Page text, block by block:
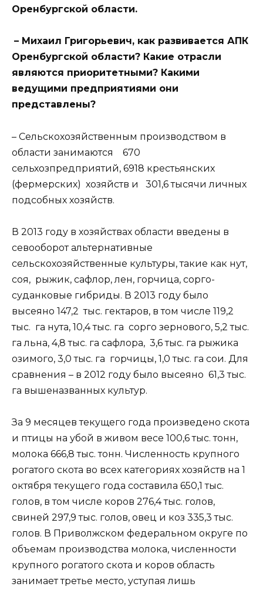
Оренбургской области.
– Михаил Григорьевич, как развивается АПК
Оренбургской области? Какие отрасли
являются приоритетными? Какими
ведущими предприятиями они
представлены?
– Сельскохозяйственным производством в
области занимаются 670
сельхозпредприятий, 6918 крестьянских
(фермерских) хозяйств и 301,6 тысячи личных
подсобных хозяйств.
В 2013 году в хозяйствах области введены в
севооборот альтернативные
сельскохозяйственные культуры, такие как нут,
соя, рыжик, сафлор, лен, горчица, сорго-
суданковые гибриды. В 2013 году было
высеяно 147,2 тыс. гектаров, в том числе 119,2
тыс. га нута, 10,4 тыс. га сорго зернового, 5,2 тыс.
га льна, 4,8 тыс. га сафлора, 3,6 тыс. га рыжика
озимого, 3,0 тыс. га горчицы, 1,0 тыс. га сои. Для
сравнения – в 2012 году было высеяно 61,3 тыс.
га вышеназванных культур.
За 9 месяцев текущего года произведено скота
и птицы на убой в живом весе 100,6 тыс. тонн,
молока 666,8 тыс. тонн. Численность крупного
рогатого скота во всех категориях хозяйств на 1
октября текущего года составила 650,1 тыс.
голов, в том числе коров 276,4 тыс. голов,
свиней 297,9 тыс. голов, овец и коз 335,3 тыс.
голов. В Приволжском федеральном округе по
объемам производства молока, численности
крупного рогатого скота и коров область
занимает третье место, уступая лишь